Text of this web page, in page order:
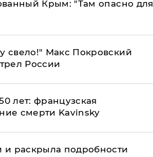
Крым: "Там опасно для
свело!" Макс Покровский
России
лет: французская
смерти Kavinsky
и раскрыла подробности